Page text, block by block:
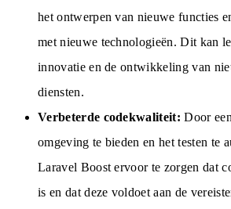
het ontwerpen van nieuwe functies
met nieuwe technologieën. Dit kan
innovatie en de ontwikkeling van
diensten.
Verbeterde codekwaliteit: Door
omgeving te bieden en het testen te
Laravel Boost ervoor te zorgen dat
is en dat deze voldoet aan de